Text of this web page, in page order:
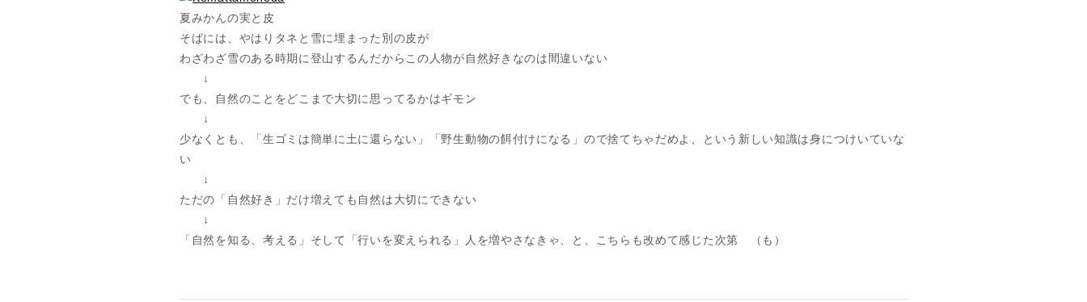
夏みかんの実と皮
そばには、やはりタネと雪に埋まった別の皮が
わざわざ雪のある時期に登山するんだからこの人物が自然好きなのは間違いない
↓
でも、自然のことをどこまで大切に思ってるかはギモン
↓
少なくとも、「生ゴミは簡単に土に還らない」「野生動物の餌付けになる」ので捨てちゃだめよ、という新しい知識は身につけいていな
い
↓
ただの「自然好き」だけ増えても自然は大切にできない
↓
「自然を知る、考える」そして「行いを変えられる」人を増やさなきゃ、と、こちらも改めて感じた次第 （も）